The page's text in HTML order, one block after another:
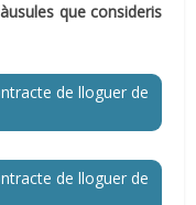
que consideris
de lloguer de
de lloguer de